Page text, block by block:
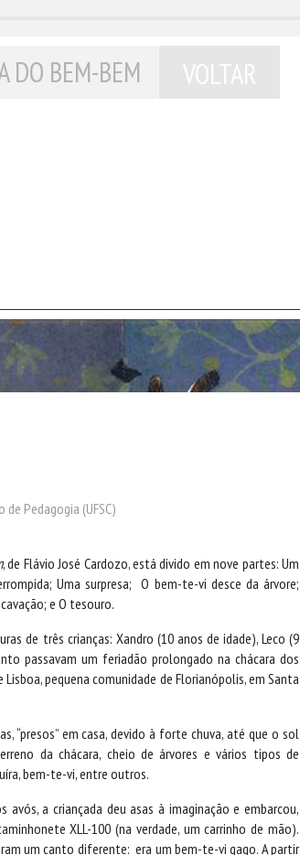
DO BEM-BEM VOLTAR
Pedagogia (UFSC)
, de Flávio José Cardozo, está divido em nove partes: Um
Uma surpresa; O bem-te-vi desce da árvore;
e O tesouro.
de três crianças: Xandro (10 anos de idade), Leco (9
passavam um feriadão prolongado na chácara dos
pequena comunidade de Florianópolis, em Santa
“presos” em casa, devido à forte chuva, até que o sol
da chácara, cheio de árvores e vários tipos de
bem-te-vi, entre outros.
avós, a criançada deu asas à imaginação e embarcou,
XLL-100 (na verdade, um carrinho de mão).
um canto diferente: era um bem-te-vi gago. A partir